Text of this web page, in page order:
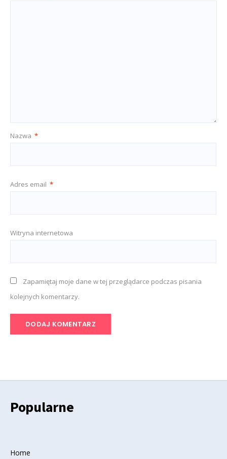
Nazwa *
Adres email *
Witryna internetowa
Zapamiętaj moje dane w tej przeglądarce podczas pisania
kolejnych komentarzy.
Popularne
Home